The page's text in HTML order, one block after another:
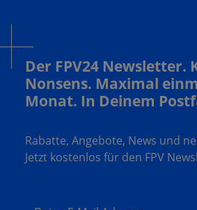
Der FPV24 Newsletter.
Nonsens. Maximal
Monat. In Deinem
Rabatte, Angebote, News und
Jetzt kostenlos für den FPV
Deine E-Mail Adresse